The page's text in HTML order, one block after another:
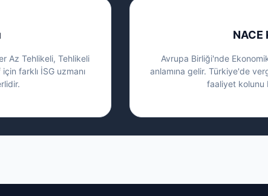
Az Tehlikeli, Tehlikeli
farklı İSG uzmanı
NACE
Avrupa Birliği'nde
anlamına gelir. Türkiye'de
faaliyet kolunu